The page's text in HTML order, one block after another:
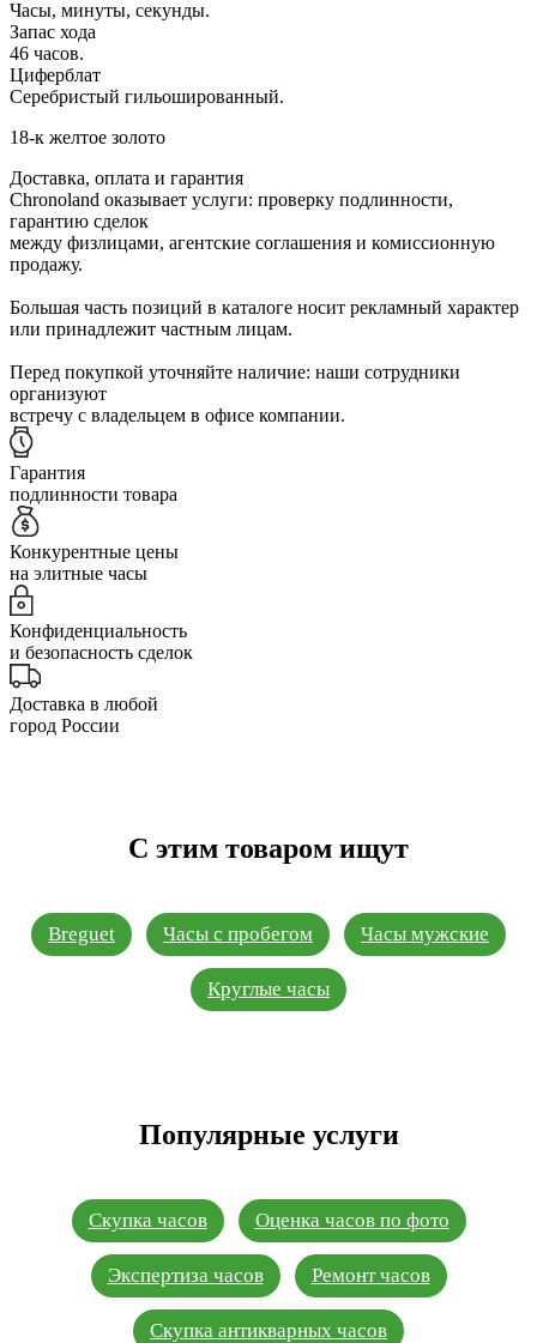
Часы, минуты, секунды.
Запас хода
46 часов.
Циферблат
Серебристый гильошированный.
18-к желтое золото
Доставка, оплата и гарантия
Chronoland оказывает услуги: проверку подлинности,
гарантию сделок
между физлицами, агентские соглашения и комиссионную
продажу.
Большая часть позиций в каталоге носит рекламный характер
или принадлежит частным лицам.
Перед покупкой уточняйте наличие: наши сотрудники
организуют
встречу с владельцем в офисе компании.
Гарантия
подлинности товара
Конкурентные цены
на элитные часы
Конфиденциальность
и безопасность сделок
Доставка в любой
город России
С этим товаром ищут
Breguet Часы с пробегом Часы мужские
Круглые часы
Популярные услуги
Скупка часов Оценка часов по фото
Экспертиза часов Ремонт часов
Скупка антикварных часов